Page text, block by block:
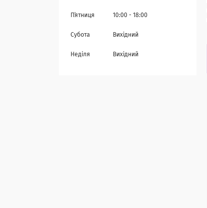
Пʼятниця 10:00 18:00
Субота Вихідний
Неділя Вихідний